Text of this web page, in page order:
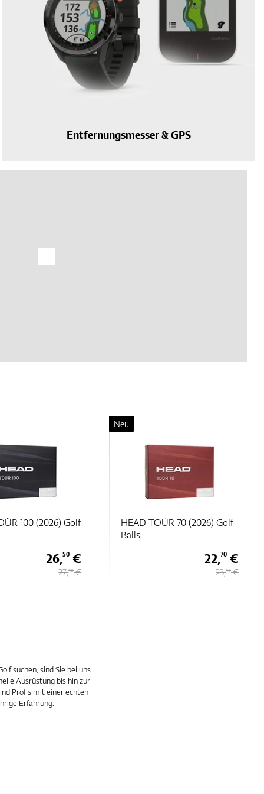
Entfernungsmesser & GPS
100 (2026) Golf
26,50 €
27,90€
HEAD TOÜR 70 (2026) Golf
Balls
Neu
22,70€
23,90€
suchen, sind Sie bei uns
Ausrüstung bis hin zur
Profis mit einer echten
Erfahrung.